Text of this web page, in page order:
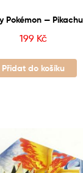
Pokémon —
199 Kč
Přidat do košíku